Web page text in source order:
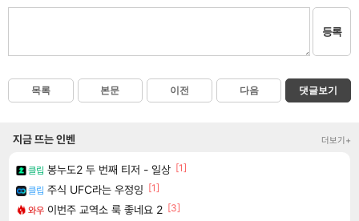
등록
목록 본문 이전 다음 댓글보기
지금 뜨는 인벤 더보기+
클립 봉누도2 두 번째 티저 - 일상 [1]
클립 주식 UFC라는 우정잉 [1]
와우 이번주 교역소 룩 좋네요 2 [3]